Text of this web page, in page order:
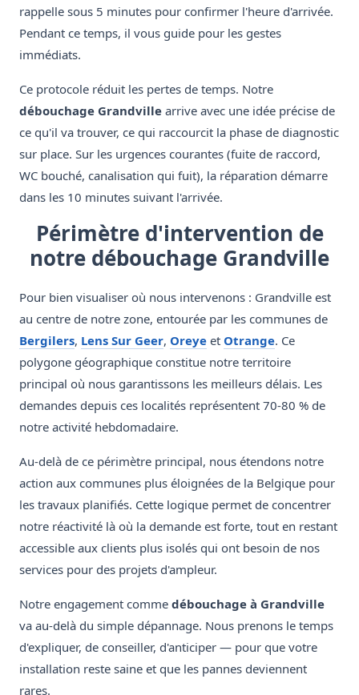
rappelle sous 5 minutes pour confirmer l'heure d'arrivée.
Pendant ce temps, il vous guide pour les gestes
immédiats.
Ce protocole réduit les pertes de temps. Notre
débouchage Grandville arrive avec une idée précise de
ce qu'il va trouver, ce qui raccourcit la phase de diagnostic
sur place. Sur les urgences courantes (fuite de raccord,
WC bouché, canalisation qui fuit), la réparation démarre
dans les 10 minutes suivant l'arrivée.
Périmètre d'intervention de
notre débouchage Grandville
Pour bien visualiser où nous intervenons : Grandville est
au centre de notre zone, entourée par les communes de
Bergilers, Lens Sur Geer, Oreye et Otrange. Ce
polygone géographique constitue notre territoire
principal où nous garantissons les meilleurs délais. Les
demandes depuis ces localités représentent 70-80 % de
notre activité hebdomadaire.
Au-delà de ce périmètre principal, nous étendons notre
action aux communes plus éloignées de la Belgique pour
les travaux planifiés. Cette logique permet de concentrer
notre réactivité là où la demande est forte, tout en restant
accessible aux clients plus isolés qui ont besoin de nos
services pour des projets d'ampleur.
Notre engagement comme débouchage à Grandville
va au-delà du simple dépannage. Nous prenons le temps
d'expliquer, de conseiller, d'anticiper — pour que votre
installation reste saine et que les pannes deviennent
rares.